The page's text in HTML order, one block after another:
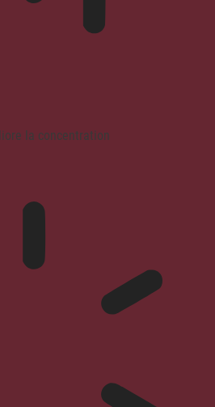
la concentration